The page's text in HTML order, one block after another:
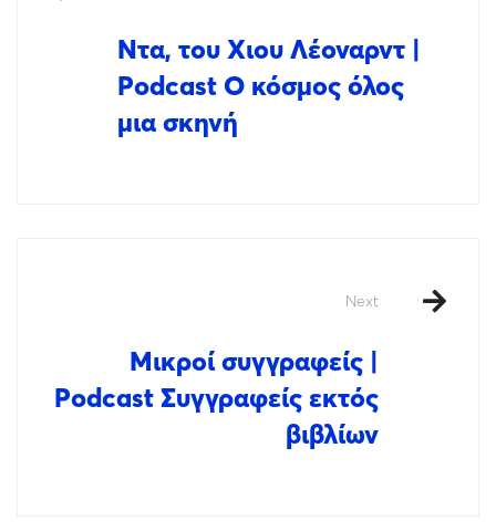
Ντα, του Χιου Λέοναρντ |
Podcast Ο κόσμος όλος
μια σκηνή
Next
Μικροί συγγραφείς |
Podcast Συγγραφείς εκτός
βιβλίων